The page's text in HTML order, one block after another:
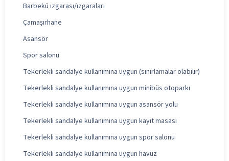
Barbekü ızgarası/ızgaraları
Çamaşırhane
Asansör
Spor salonu
Tekerlekli sandalye kullanımına uygun (sınırlamalar olabilir)
Tekerlekli sandalye kullanımına uygun minibüs otoparkı
Tekerlekli sandalye kullanımına uygun asansör yolu
Tekerlekli sandalye kullanımına uygun kayıt masası
Tekerlekli sandalye kullanımına uygun spor salonu
Tekerlekli sandalye kullanımına uygun havuz